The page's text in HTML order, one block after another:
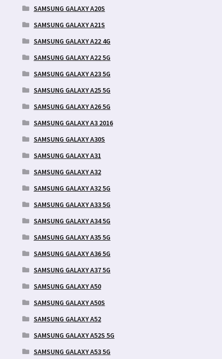
SAMSUNG GALAXY A20S
SAMSUNG GALAXY A21S
SAMSUNG GALAXY A22 4G
SAMSUNG GALAXY A22 5G
SAMSUNG GALAXY A23 5G
SAMSUNG GALAXY A25 5G
SAMSUNG GALAXY A26 5G
SAMSUNG GALAXY A3 2016
SAMSUNG GALAXY A30S
SAMSUNG GALAXY A31
SAMSUNG GALAXY A32
SAMSUNG GALAXY A32 5G
SAMSUNG GALAXY A33 5G
SAMSUNG GALAXY A34 5G
SAMSUNG GALAXY A35 5G
SAMSUNG GALAXY A36 5G
SAMSUNG GALAXY A37 5G
SAMSUNG GALAXY A50
SAMSUNG GALAXY A50S
SAMSUNG GALAXY A52
SAMSUNG GALAXY A52S 5G
SAMSUNG GALAXY A53 5G